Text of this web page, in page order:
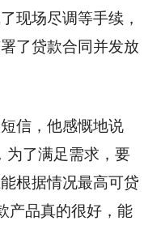
现场尽调等手续，
了贷款合同并发放
信，他感慨地说
为了满足需求，要
根据情况最高可贷
产品真的很好，能